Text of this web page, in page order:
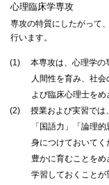
心理臨床学専攻
専攻の特質にしたがって
行います。
(1)
本専攻は、心理学の
人間性を育み、社
よび臨床心理士をめ
(2)
授業および実習では
「国語力」「論理
身につけておいて
豊かに育むことを
学習しておくことが